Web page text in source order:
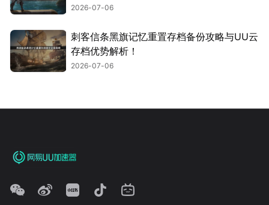
2026-07-06
刺客信条黑旗记忆重置存档备份攻略与UU云
存档优势解析！
2026-07-06